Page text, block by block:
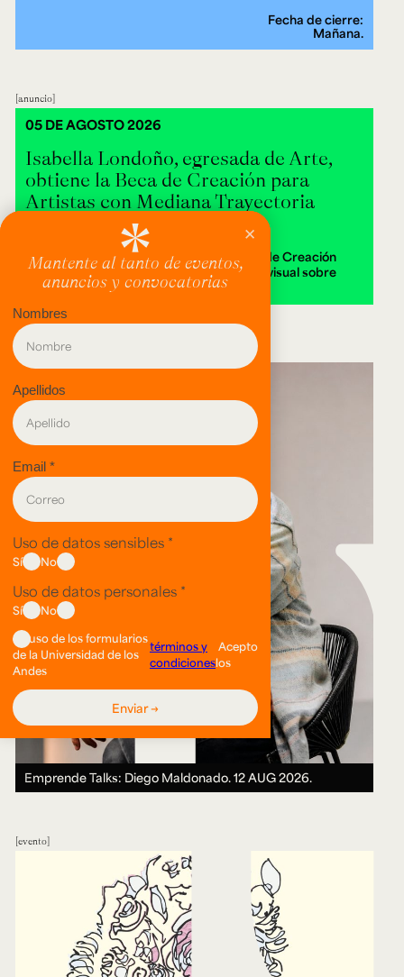
Fecha de cierre:
Mañana.
anuncio
Isabella Londoño, egresada de Arte,
obtiene la Beca de Creación para
Artistas con Mediana Trayectoria
Alejandra Isabella Londoño ganó la Beca de Creación
2026 con Destierra, una instalación audiovisual sobre
memoria y territorio.
05 DE AGOSTO 2026
evento
Emprende Talks: Diego Maldonado.12 AUG 2026.
evento